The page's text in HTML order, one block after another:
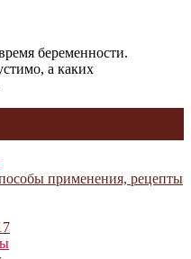
беременности.
а каких
применения, рецепты